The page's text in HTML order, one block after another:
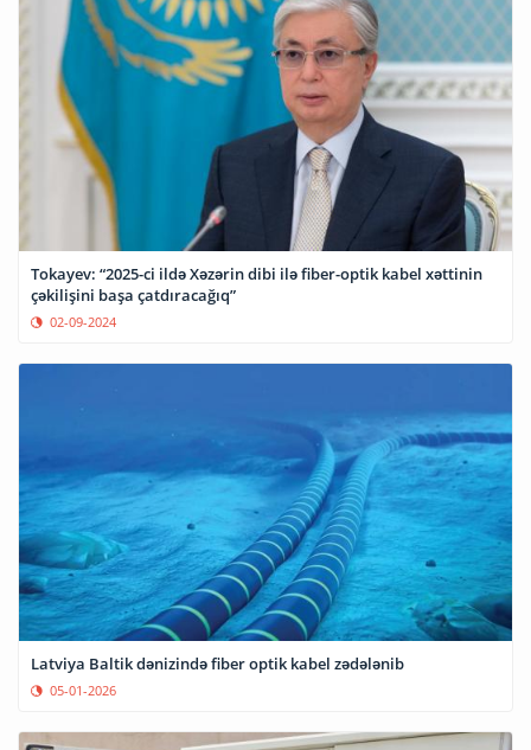
Tokayev: “2025-ci ildə Xəzərin dibi ilə fiber-optik kabel xəttinin
çəkilişini başa çatdıracağıq”
02-09-2024
Latviya Baltik dənizində fiber optik kabel zədələnib
05-01-2026